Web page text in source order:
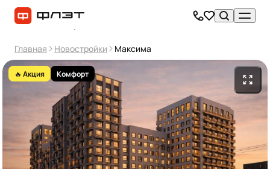
Главная Новостройки Максима
🔥 Акция Комфорт